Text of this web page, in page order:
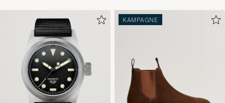
KAMPAGNE